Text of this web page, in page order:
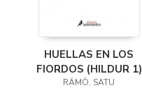
HUELLAS EN LOS
FIORDOS (HILDUR 1)
RÄMÖ, SATU